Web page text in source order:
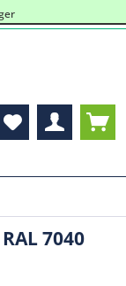
7040